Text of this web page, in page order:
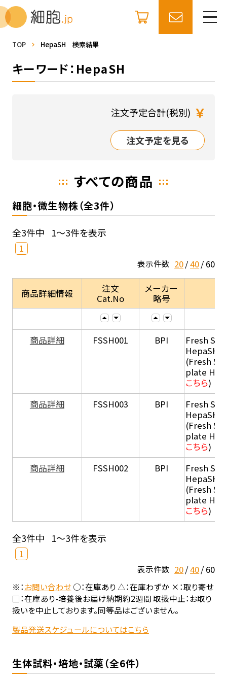
TOP HepaSH 検索結果
キーワード：HepaSH
注文予定合計(税別) ￥
注文予定を見る
すべての商品
細胞・微生物株（全3件）
全3件中 1～3件を表示
1
表示件数 20 40 60
商品詳細情報
注文
Cat.No
メーカー
略号
商品詳細 FSSH001 BPI
Fresh
HepaSH®
(Fresh
plate
こちら)
商品詳細
FSSH003 BPI
Fresh
HepaSH®
(Fresh
plate
こちら)
商品詳細
FSSH002 BPI
Fresh
HepaSH®
(Fresh
plate
こちら)
全3件中 1～3件を表示
1
表示件数 20 40 60
※：お問い合わせ○：在庫あり △：在庫わずか ×：取り寄せ
□：在庫あり-培養後お届け納期約2週間 取扱中止：お取り
扱いを中止しております。同等品はございません。
製品発送スケジュールについてはこちら
生体試料・培地・試薬（全6件）